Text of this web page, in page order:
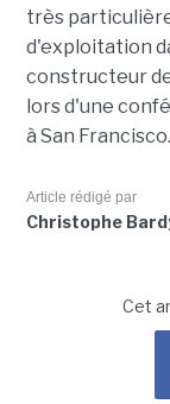
très
d'exploitation
constructeur
lors d'une
à San Francisco.
Article rédigé par
Christophe
Cet